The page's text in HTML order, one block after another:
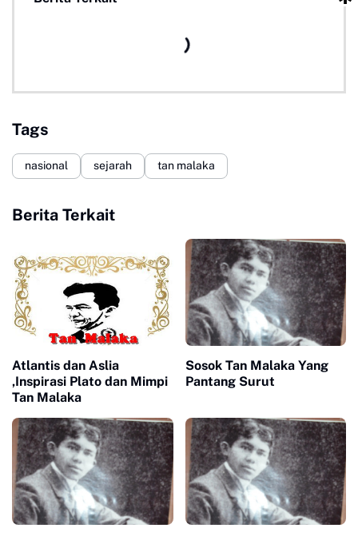
Tags
nasional sejarah tan malaka
Berita Terkait
Atlantis dan Aslia
,Inspirasi Plato dan Mimpi
Tan Malaka
Sosok Tan Malaka Yang
Pantang Surut